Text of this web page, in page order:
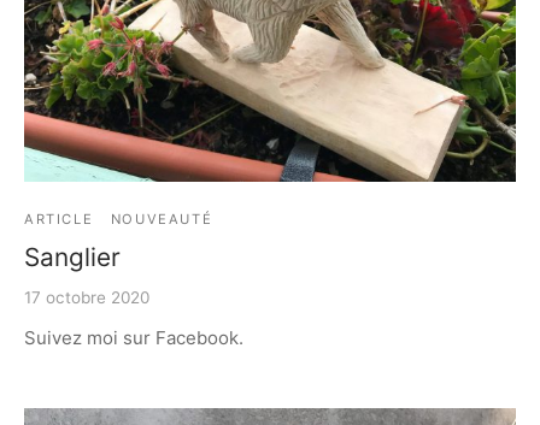
ARTICLE NOUVEAUTÉ
Sanglier
17 octobre 2020
Suivez moi sur Facebook.